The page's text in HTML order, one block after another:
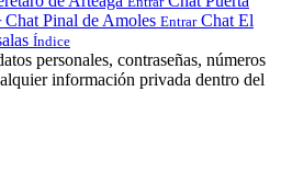
Chat Pinal de Amoles Entrar Chat El
Índice
personales, contraseñas, números
información privada dentro del